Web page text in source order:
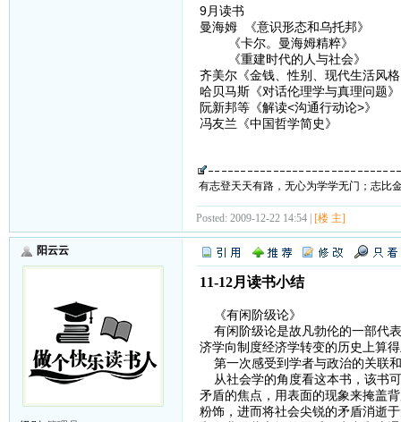
9月读书
曼海姆 《意识形态和乌托邦》
《卡尔。曼海姆精粹》
《重建时代的人与社会》
齐美尔《金钱、性别、现代生活风
哈贝马斯《对话伦理学与真理问题》
阮新邦等《解读<沟通行动论>》
冯友兰《中国哲学简史》
有志登天天有路，无心为学学无门；志比
Posted: 2009-12-22 14:54 | [楼 主]
阳云云
11-12月读书小结
《有闲阶级论》
有闲阶级论是故凡勃伦的一部代
济学向制度经济学转变的历史上算
第一次感受到学者与政治的关联
从社会学的角度看这本书，该书
矛盾的焦点，用表面的现象来掩盖
粉饰，进而将社会尖锐的矛盾消逝